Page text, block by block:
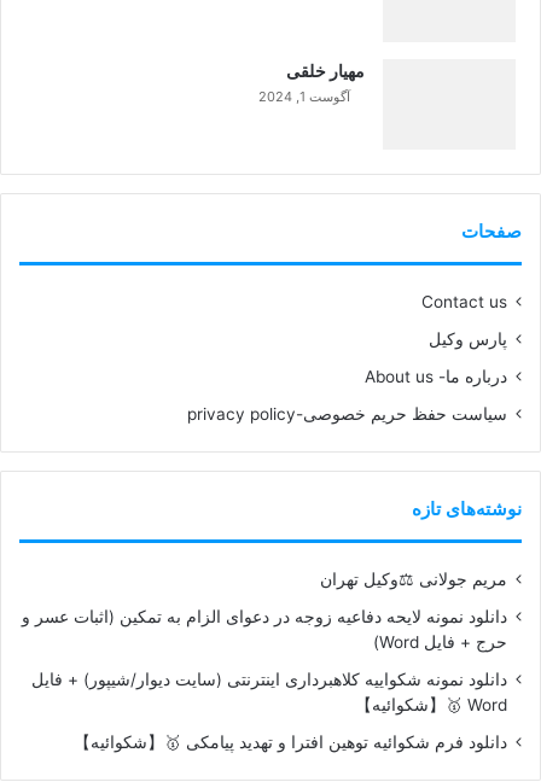
مهیار خلقی
آگوست 1, 2024
صفحات
Contact us
پارس وکیل
درباره ما- About us
سیاست حفظ حریم خصوصی-privacy policy
نوشته‌های تازه
مریم جولانی ⚖️وکیل تهران
دانلود نمونه لایحه دفاعیه زوجه در دعوای الزام به تمکین (اثبات عسر و
حرج + فایل Word)
دانلود نمونه شکواییه کلاهبرداری اینترنتی (سایت دیوار/شیپور) + فایل
Word 🥇【شکوائیه】
دانلود فرم شکوائیه توهین افترا و تهدید پیامکی 🥇【شکوائیه】